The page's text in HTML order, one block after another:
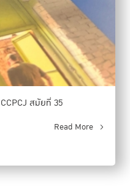
สมัยที่ 35
Read More